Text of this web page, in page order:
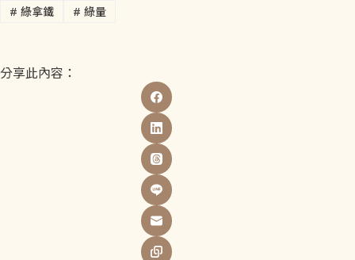
# 綠拿鐵 # 綠量
分享此內容：